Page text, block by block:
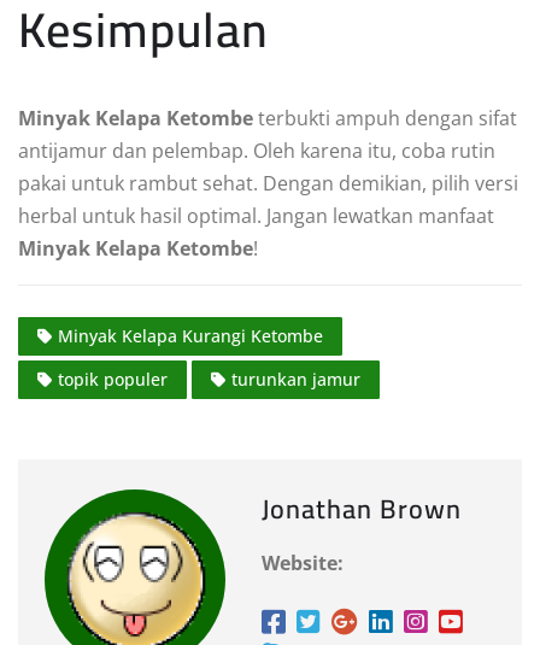
Kesimpulan
Minyak Kelapa Ketombeterbukti ampuh dengan sifat
antijamur dan pelembap. Oleh karena itu, coba rutin
pakai untuk rambut sehat. Dengan demikian, pilih versi
herbal untuk hasil optimal. Jangan lewatkan manfaat
Minyak Kelapa Ketombe!
Minyak Kelapa Kurangi Ketombe
topik populer
turunkan jamur
Jonathan Brown
Website: